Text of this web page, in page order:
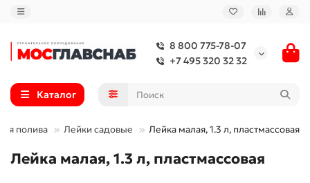
8 800 775-78-07
+7 495 320 32 32
Каталог
полива Лейки садовые Лейка малая, 1.3 л, пластмассовая
Лейка малая, 1.3 л, пластмассовая